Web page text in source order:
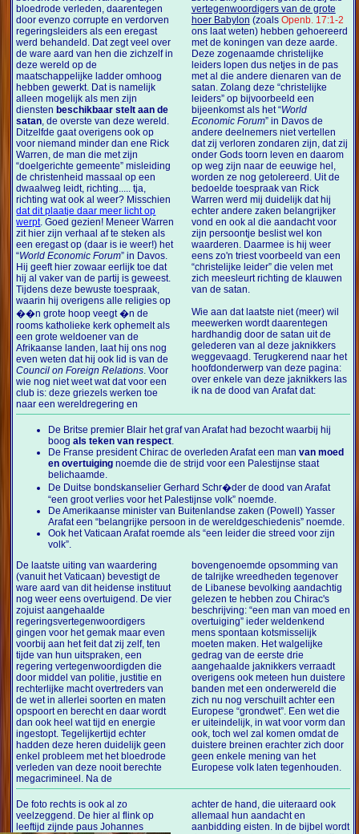
bloedrode verleden, daarentegen
door evenzo corrupte en verdorven
regeringsleiders als een eregast
werd behandeld. Dat zegt veel over
de ware aard van hen die zichzelf in
deze wereld op de
maatschappelijke ladder omhoog
hebben gewerkt. Dat is namelijk
alleen mogelijk als men zijn
diensten beschikbaar stelt aan de
satan, de overste van deze wereld.
Ditzelfde gaat overigens ook op
voor niemand minder dan ene Rick
Warren, de man die met zijn
“doelgerichte gemeente” misleiding
de christenheid massaal op een
dwaalweg leidt, richting..... tja,
richting wat ook al weer? Misschien
dat dit plaatje daar meer licht op
werpt. Goed gezien! Meneer Warren
zit hier zijn verhaal af te steken als
een eregast op (daar is ie weer!) het
“World Economic Forum” in Davos.
Hij geeft hier zowaar eerlijk toe dat
hij al vaker van de partij is geweest.
Tijdens deze bewuste toespraak,
waarin hij overigens alle religies op
��n grote hoop veegt �n de
rooms katholieke kerk ophemelt als
een grote weldoener van de
Afrikaanse landen, laat hij ons nog
even weten dat hij ook lid is van de
Council on Foreign Relations. Voor
wie nog niet weet wat dat voor een
club is: deze griezels werken toe
naar een wereldregering en
vertegenwoordigers van de grote
hoer Babylon (zoals Openb. 17:1-2
ons laat weten) hebben gehoereerd
met de koningen van deze aarde.
Deze zogenaamde christelijke
leiders lopen dus netjes in de pas
met al die andere dienaren van de
satan. Zolang deze “christelijke
leiders” op bijvoorbeeld een
bijeenkomst als het “World
Economic Forum” in Davos de
andere deelnemers niet vertellen
dat zij verloren zondaren zijn, dat zij
onder Gods toorn leven en daarom
op weg zijn naar de eeuwige hel,
worden ze nog getolereerd. Uit de
bedoelde toespraak van Rick
Warren werd mij duidelijk dat hij
echter andere zaken belangrijker
vond en ook al die aandacht voor
zijn persoontje beslist wel kon
waarderen. Daarmee is hij weer
eens zo'n triest voorbeeld van een
“christelijke leider” die velen met
zich meesleurt richting de klauwen
van de satan.
Wie aan dat laatste niet (meer) wil
meewerken wordt daarentegen
hardhandig door de satan uit de
gelederen van al deze jaknikkers
weggevaagd. Terugkerend naar het
hoofdonderwerp van deze pagina:
over enkele van deze jaknikkers las
ik na de dood van Arafat dat:
De Britse premier Blair het graf van Arafat had bezocht waarbij hij
boogals teken van respect.
De Franse president Chirac de overleden Arafat een manvan moed
en overtuiging noemde die de strijd voor een Palestijnse staat
belichaamde.
De Duitse bondskanselier Gerhard Schr�der de dood van Arafat
“een groot verlies voor het Palestijnse volk” noemde.
De Amerikaanse minister van Buitenlandse zaken (Powell) Yasser
Arafat een “belangrijke persoon in de wereldgeschiedenis” noemde.
Ook het Vaticaan Arafat roemde als “een leider die streed voor zijn
volk”.
De laatste uiting van waardering
(vanuit het Vaticaan) bevestigt de
ware aard van dit heidense instituut
nog weer eens overtuigend. De vier
zojuist aangehaalde
regeringsvertegenwoordigers
gingen voor het gemak maar even
voorbij aan het feit dat zij zelf, ten
tijde van hun uitspraken, een
regering vertegenwoordigden die
door middel van politie, justitie en
rechterlijke macht overtreders van
de wet in allerlei soorten en maten
opspoort en berecht en daar wordt
dan ook heel wat tijd en energie
ingestopt. Tegelijkertijd echter
hadden deze heren duidelijk geen
enkel probleem met het bloedrode
verleden van deze nooit berechte
megacrimineel. Na de
bovengenoemde opsomming van
de talrijke wreedheden tegenover
de Libanese bevolking aandachtig
gelezen te hebben zou Chirac's
beschrijving: “een man van moed en
overtuiging” ieder weldenkend
mens spontaan kotsmisselijk
moeten maken. Het walgelijke
gedrag van de eerste drie
aangehaalde jaknikkers verraadt
overigens ook meteen hun duistere
banden met een onderwereld die
zich nu nog verschuilt achter een
Europese “grondwet”. Een wet die
er uiteindelijk, in wat voor vorm dan
ook, toch wel zal komen omdat de
duistere breinen erachter zich door
geen enkele mening van het
Europese volk laten tegenhouden.
De foto rechts is ook al zo
veelzeggend. De hier al flink op
leeftijd zijndepaus Johannes
achter de hand, die uiteraard ook
allemaal hun aandacht en
aanbidding eisten. In de bijbel wordt